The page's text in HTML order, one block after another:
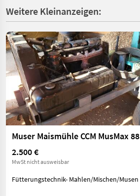
Weitere Kleinanzeigen:
Muser Maismühle CCM MusMax 88
2.500 €
MwSt nicht ausweisbar
Fütterungstechnik- Mahlen/Mischen/Musen